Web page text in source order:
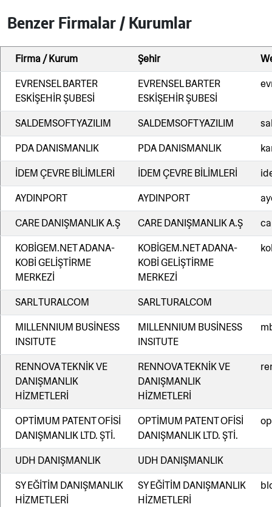
Benzer Firmalar / Kurumlar
Firma / Kurum Şehir
EVRENSEL BARTER
ESKİŞEHİR ŞUBESİ
EVRENSEL BARTER
ESKİŞEHİR ŞUBESİ
SALDEMSOFT YAZILIM SALDEMSOFT YAZILIM
PDA DANISMANLIK
PDA DANISMANLIK
İDEM ÇEVRE BİLİMLERİ
İDEM ÇEVRE BİLİMLERİ
AYDINPORT
AYDINPORT
CARE DANIŞMANLIK A.Ş
CARE DANIŞMANLIK A.Ş
KOBİGEM.NET ADANA-
KOBİ GELİŞTİRME
MERKEZİ
KOBİGEM.NET ADANA-
KOBİ GELİŞTİRME
MERKEZİ
SARL TURALCOM
SARL TURALCOM
MILLENNIUM BUSİNESS
INSITUTE
MILLENNIUM BUSİNESS
INSITUTE
RENNOVA TEKNİK VE
DANIŞMANLIK
HİZMETLERİ
RENNOVA TEKNİK VE
DANIŞMANLIK
HİZMETLERİ
OPTİMUM PATENT OFİSİ
DANIŞMANLIK LTD. ŞTİ.
OPTİMUM PATENT OFİSİ
DANIŞMANLIK LTD. ŞTİ.
UDH DANIŞMANLIK
UDH DANIŞMANLIK
SY EĞİTİM DANIŞMANLIK
HİZMETLERİ
SY EĞİTİM DANIŞMANLIK
HİZMETLERİ